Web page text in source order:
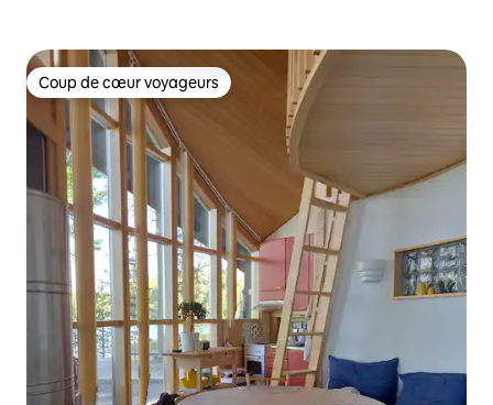
Coup de cœur voyageurs
Coup de cœur voyageurs